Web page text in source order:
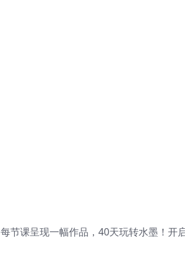
每节课呈现一幅作品，40天玩转水墨！开